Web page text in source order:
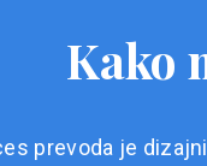
Kako
prevoda je